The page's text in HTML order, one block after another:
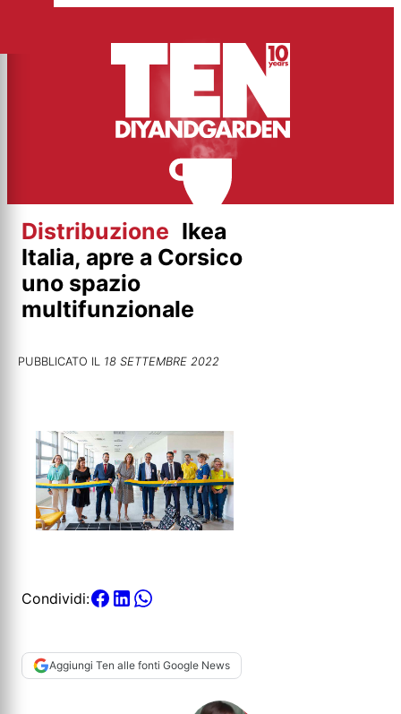
contenuto
Distribuzione Ikea
Italia, apre a Corsico
uno spazio
multifunzionale
PUBBLICATO IL 18 SETTEMBRE 2022
Condividi:
Aggiungi Ten alle fonti Google News